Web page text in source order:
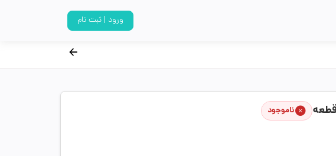
ورود | ثبت نام
ناموجود